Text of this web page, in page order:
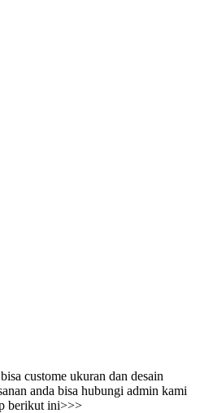
custome ukuran dan desain
anda bisa hubungi admin kami
berikut ini>>>